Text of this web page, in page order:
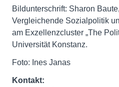
Bildunterschrift: Sharon
Vergleichende Sozialpolitik
am Exzellenzcluster „The
Universität Konstanz.
Foto: Ines Janas
Kontakt: